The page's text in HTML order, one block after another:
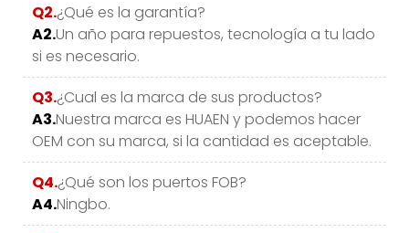
Q2.¿Qué es la garantía?
A2.Un año para repuestos, tecnología a tu lado
si es necesario.
Q3.¿Cual es la marca de sus productos?
A3.Nuestra marca es HUAEN y podemos hacer
OEM con su marca, si la cantidad es aceptable.
Q4.¿Qué son los puertos FOB?
A4.Ningbo.